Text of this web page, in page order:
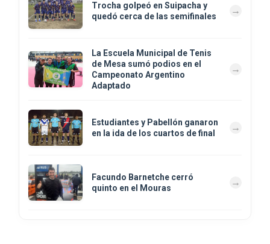
Trocha golpeó en Suipacha y
quedó cerca de las semifinales
La Escuela Municipal de Tenis
de Mesa sumó podios en el
Campeonato Argentino
Adaptado
Estudiantes y Pabellón ganaron
en la ida de los cuartos de final
Facundo Barnetche cerró
quinto en el Mouras